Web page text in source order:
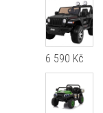
6 590 Kč